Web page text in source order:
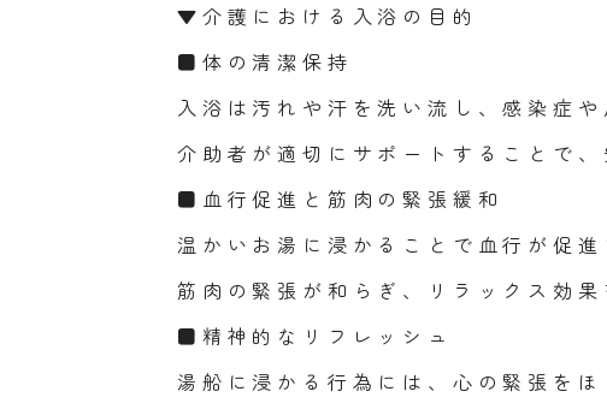
▼介護における入浴の目的
■体の清潔保持
入浴は汚れや汗を洗い流し、感染症
介助者が適切にサポートすることで
■血行促進と筋肉の緊張緩和
温かいお湯に浸かることで血行が促
筋肉の緊張が和らぎ、リラックス効
■精神的なリフレッシュ
湯船に浸かる行為には、心の緊張をほ